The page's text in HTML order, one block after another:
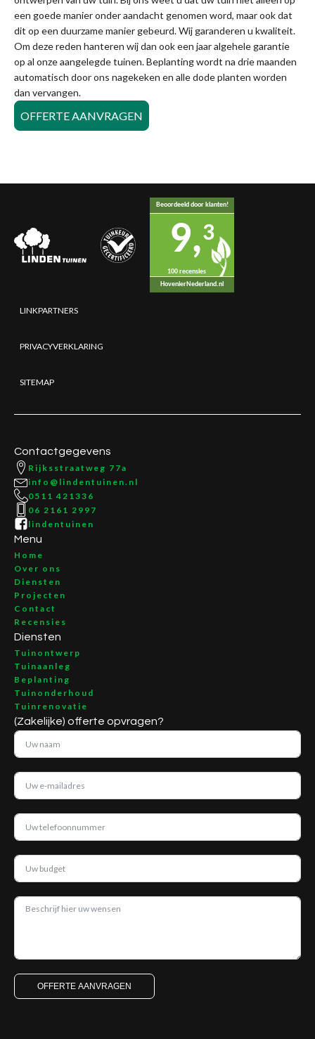
een goede manier onder aandacht genomen word, maar ook dat
dit op een duurzame manier gebeurd. Wij garanderen u kwaliteit.
Om deze reden hanteren wij dan ook een jaar algehele garantie
op al onze aangelegde tuinen. Beplanting wordt na drie maanden
automatisch door ons nagekeken en alle dode planten worden
dan vervangen.
OFFERTE AANVRAGEN
Beoordeeld door klanten!
9,3
100 recensies
HovenierNederland.nl
LINKPARTNERS
PRIVACYVERKLARING
SITEMAP
Contactgegevens
Rijksstraatweg 77a
info@lindentuinen.nl
0511 421336
06 2161 2997
lindentuinen
Menu
Home
Over ons
Diensten
Projecten
Contact
Recensies
Diensten
Tuinontwerp
Tuinaanleg
Beplanting
Tuinonderhoud
Tuinrenovatie
(Zakelijke) offerte opvragen?
OFFERTE AANVRAGEN